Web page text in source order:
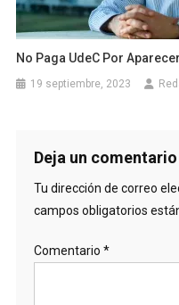
No Paga UdeC Por
19 septiembre, 2023
Deja un comentario
Tu dirección de correo
campos obligatorios
Comentario *